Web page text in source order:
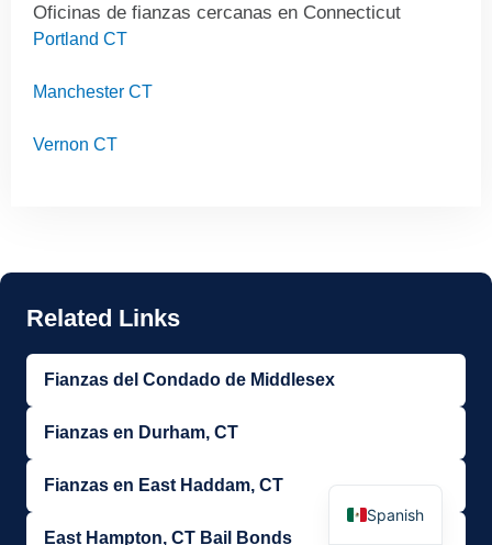
Oficinas de fianzas cercanas en Connecticut
Portland CT
Manchester CT
Vernon CT
Fianzas del Condado de Middlesex
Fianzas en Durham, CT
Fianzas en East Haddam, CT
East Hampton, CT Bail Bonds
Spanish